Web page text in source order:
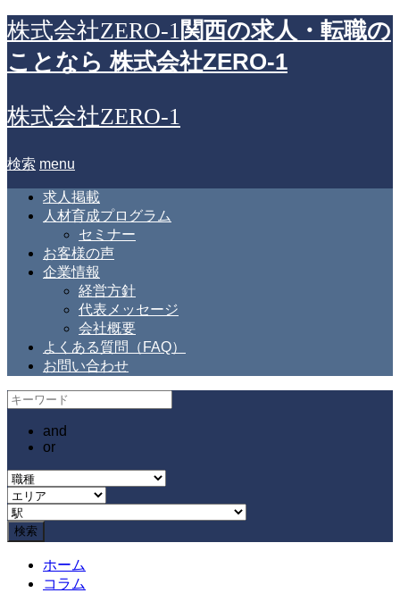
株式会社ZERO-1関西の求人・転職の
ことなら 株式会社ZERO-1
株式会社ZERO-1
検索 menu
求人掲載
人材育成プログラム
セミナー
お客様の声
企業情報
経営方針
代表メッセージ
会社概要
よくある質問（FAQ）
お問い合わせ
and
or
ホーム
コラム